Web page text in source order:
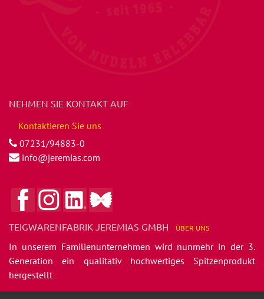
NEHMEN SIE KONTAKT AUF
Kontaktieren Sie uns
07231/94883-0
info@jeremias.com
TEIGWARENFABRIK JEREMIAS GMBH ÜBER UNS
In unserem Familienunternehmen wird nunmehr in der 3.
Generation ein qualitativ hochwertiges Spitzenprodukt
hergestellt